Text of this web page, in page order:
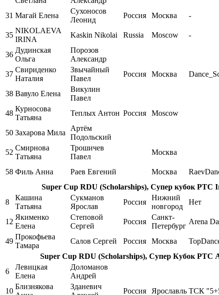
31 Магай Елена
Сухоносов
Леонид
Россия Москва -
35
NIKOLAEVA
IRINA
Kaskin Nikolai Russia Moscow -
36
Дудинская
Ольга
Порозов
Александр
37
Свириденко
Наталия
Звычайный
Павел
Россия Москва
38 Вавуло Елена
Викулин
Павел
48
Курносова
Татьяна
Теплых Антон Россия Moscow
50 Захарова Мила
Артём
Подольский
52
Смирнова
Татьяна
Трошичев
Павел
Москва
58 Филь Анна Раев Евгений Москва
Super Cup RDU (Scholarships), Супер кубок РТС
8
Кашина
Татьяна
Сукманов
Ярослав
Россия
Нижний
новгород
Нет
12
Якименко
Елена
Степовой
Сергей
Россия
Санкт-
Петербург
Arena
49
Прокофьева
Тамара
Салов Сергей Россия Москва
Super Cup RDU (Scholarships), Супер Кубок РТС
6
Левицкая
Елена
Доломанов
Андрей
10
Близнякова
Зданевич
Россия Ярославль ТСК